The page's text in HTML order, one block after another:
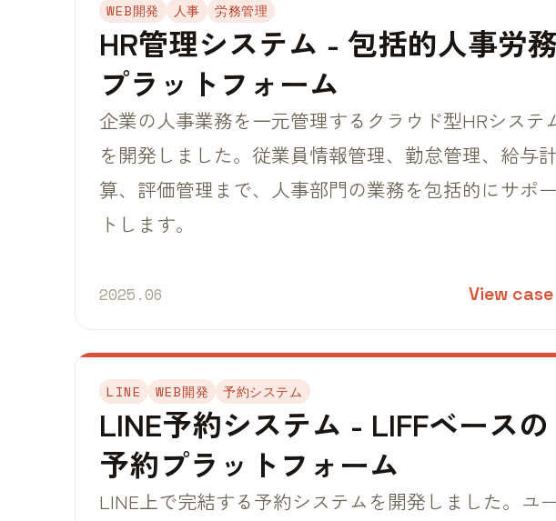
WEB開発 人事 労務管理
HR管理システム - 包括的人事労務
プラットフォーム
企業の人事業務を一元管理するクラウド型HRシステ
を開発しました。従業員情報管理、勤怠管理、給与計
算、評価管理まで、人事部門の業務を包括的にサポー
トします。
2025.06 View
LINE WEB開発 予約システム
LINE予約システム - LIFFベースの
予約プラットフォーム
LINE上で完結する予約システムを開発しました。ユ